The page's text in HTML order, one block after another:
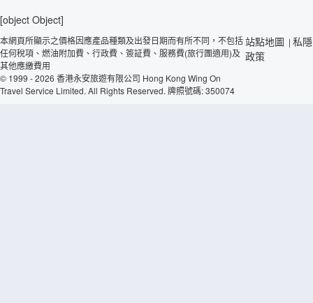
[object Object]
本網頁所顯示之價格因應產品種類及出發日期而有所不同，不包括
任何稅項、燃油附加費、行政費、簽証費、服務費(旅行團適用)及
其他應繳費用
© 1999 - 2026 香港永安旅遊有限公司 Hong Kong Wing On
Travel Service Limited. All Rights Reserved. 牌照號碼: 350074
站點地圖 | 私隱
政策